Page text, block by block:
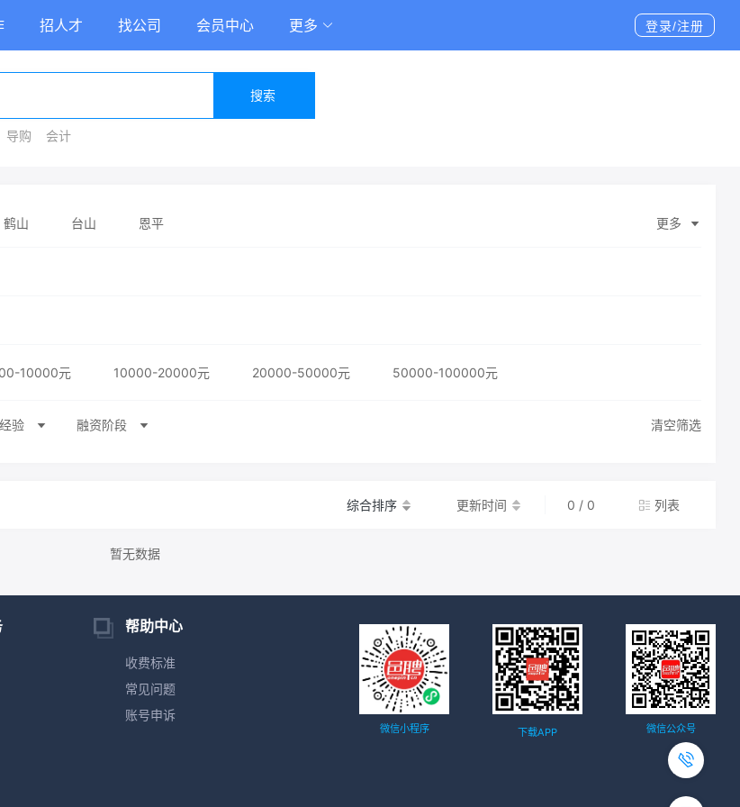
招人才 找公司 会员中心 更多 登录/注册
搜索
导购 会计
鹤山 台山 恩平 更多
10000元 10000-20000元 20000-50000元 50000-100000元
验 融资阶段 清空筛选
综合排序 更新时间 0 / 0 列表
暂无数据
帮助中心
收费标准
常见问题
账号申诉
微信小程序 下载APP 微信公众号